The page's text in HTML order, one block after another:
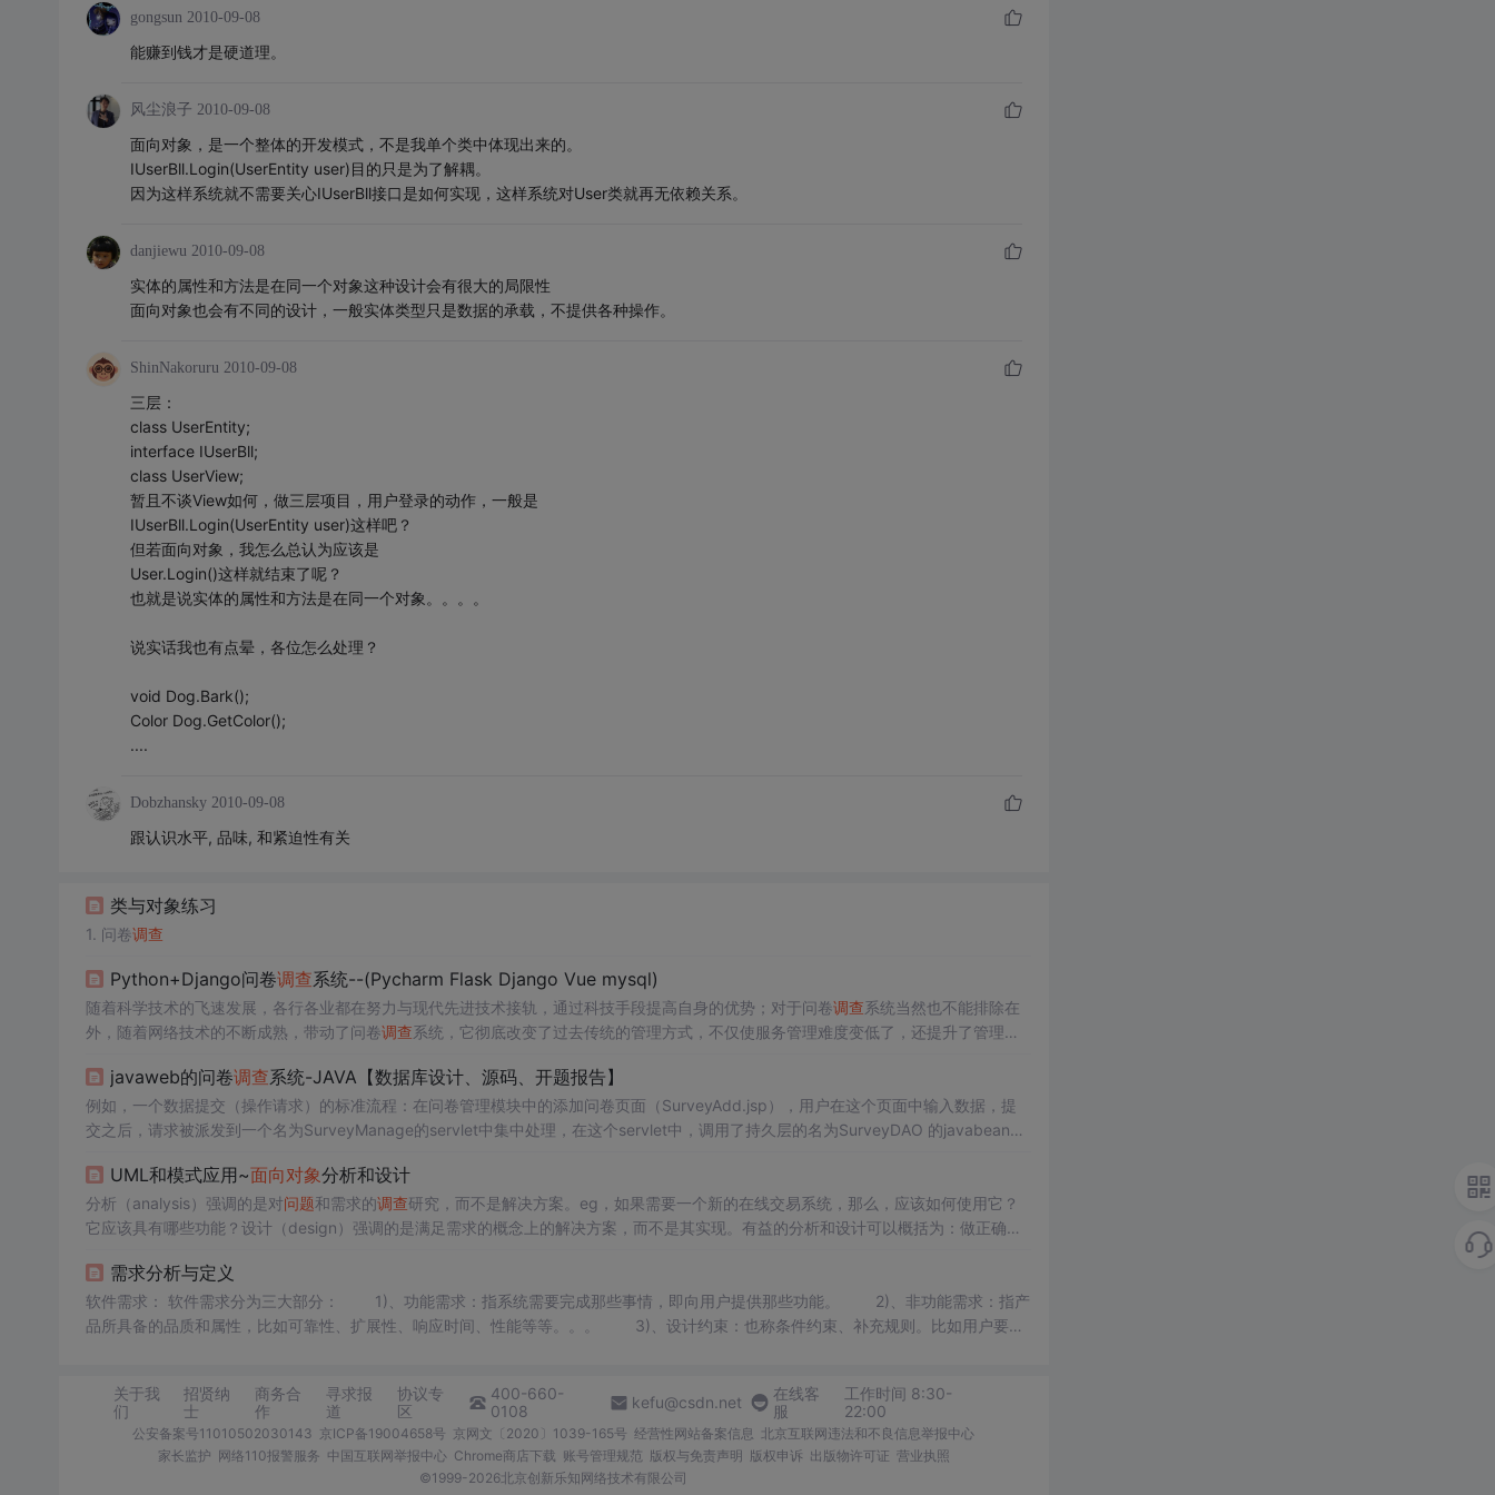
gongsun 2010-09-08
能赚到钱才是硬道理。
风尘浪子 2010-09-08
面向对象，是一个整体的开发模式，不是我单个类中体现出来的。
IUserBll.Login(UserEntity user)目的只是为了解耦。
因为这样系统就不需要关心IUserBll接口是如何实现，这样系统对User类就再无依赖关系。
danjiewu 2010-09-08
实体的属性和方法是在同一个对象这种设计会有很大的局限性
面向对象也会有不同的设计，一般实体类型只是数据的承载，不提供各种操作。
ShinNakoruru 2010-09-08
三层：
class UserEntity;
interface IUserBll;
class UserView;
暂且不谈View如何，做三层项目，用户登录的动作，一般是
IUserBll.Login(UserEntity user)这样吧？
但若面向对象，我怎么总认为应该是
User.Login()这样就结束了呢？
也就是说实体的属性和方法是在同一个对象。。。。
说实话我也有点晕，各位怎么处理？
void Dog.Bark();
Color Dog.GetColor();
....
Dobzhansky 2010-09-08
跟认识水平, 品味, 和紧迫性有关
类与对象练习
1. 问卷调查
Python+Django问卷调查系统--(Pycharm Flask Django Vue mysql)
随着科学技术的飞速发展，各行各业都在努力与现代先进技术接轨，通过科技手段提高自身的优势；对于问卷调查系统当然也不能排除在
外，随着网络技术的不断成熟，带动了问卷调查系统，它彻底改变了过去传统的管理方式，不仅使服务管理难度变低了，还提升了管理的
管理、系统管理、问卷试题管理，用户；首页、问卷调查 、公告栏、在线留言、个人中心，前台系统首页；首页、问卷
线留言、个人中心等功能。
javaweb的问卷调查系统-JAVA【数据库设计、源码、开题报告】
例如，一个数据提交（操作请求）的标准流程：在问卷管理模块中的添加问卷页面（SurveyAdd.jsp），用户在这个页面中输入数据，提
交之后，请求被派发到一个名为SurveyManage的servlet中集中处理，在这个servlet中，调用了持久层的名为SurveyDAO 的javabean的
户端浏览器。系统中所以的数据库实体，都被封装成了这样的VO。
UML和模式应用~面向对象分析和设计
分析（analysis）强调的是对问题和需求的调查研究，而不是解决方案。eg，如果需要一个新的在线交易系统，那么，应该如何使用它？
它应该具有哪些功能？设计（design）强调的是满足需求的概念上的解决方案，而不是其实现。有益的分析和设计可以概括为：做正确的
果可以表示为领域模型（domain model），在领域模型中展示重要的领域概念或对象。注意：领域模型并不是对软件对象的描述，它是。
需求分析与定义
软件需求： 软件需求分为三大部分： 1)、功能需求：指系统需要完成那些事情，即向用户提供那些功能。 2)、非功能需求：指产
品所具备的品质和属性，比如可靠性、扩展性、响应时间、性能等等。。。 3)、设计约束：也称条件约束、补充规则。比如用户要安
关于我
们
招贤纳
士
商务合
作
寻求报
道
协议专
区
400-660-
0108
kefu@csdn.net
在线客
服
工作时间 8:30-
22:00
公安备案号11010502030143 京ICP备19004658号 京网文〔2020〕1039-165号 经营性网站备案信息 北京互联网违法和不良信息举报中心
家长监护 网络110报警服务 中国互联网举报中心 Chrome商店下载 账号管理规范 版权与免责声明 版权申诉 出版物许可证 营业执照
©1999-2026北京创新乐知网络技术有限公司